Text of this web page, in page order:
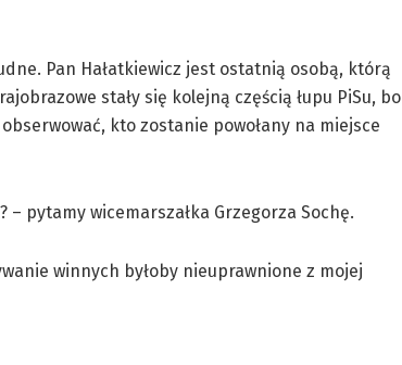
Pan Hałatkiewicz jest ostatnią osobą, którą
stały się kolejną częścią łupu PiSu, bo
kto zostanie powołany na miejsce
– pytamy wicemarszałka Grzegorza Sochę.
winnych byłoby nieuprawnione z mojej